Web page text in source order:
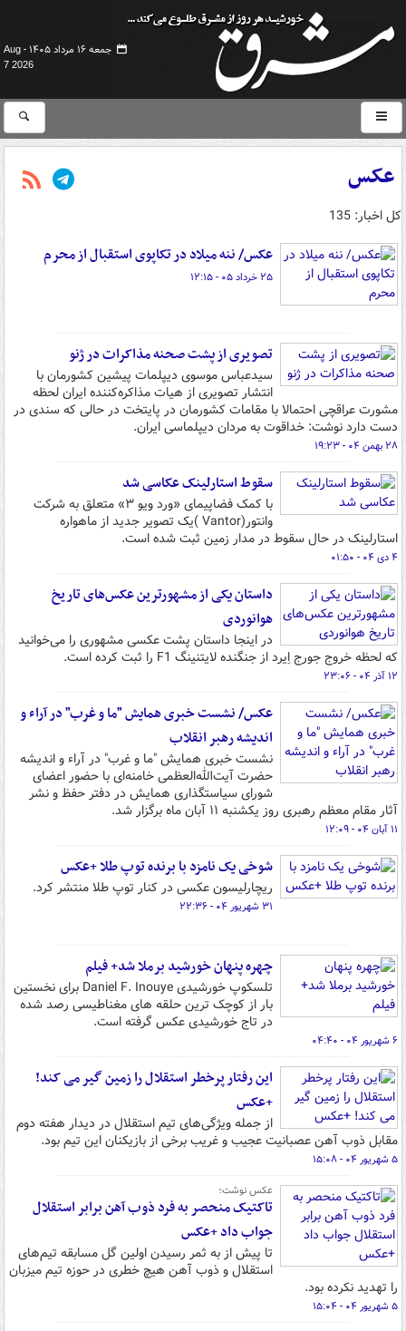
جمعه ۱۶ مرداد ۱۴۰۵ -
Aug
7 2026
عکس
کل اخبار: 135
عکس/ ننه میلاد در تکاپوی استقبال از محرم
۲۵ خرداد ۰۵ - ۱۲:۱۵
تصویری از پشت صحنه مذاکرات در ژنو
سیدعباس موسوی دیپلمات پیشین کشورمان با
انتشار تصویری از هیات مذاکره‌کننده ایران لحظه
مشورت عراقچی احتمالا با مقامات کشورمان در پایتخت در حالی که سندی در
دست دارد نوشت: خداقوت به مردان دیپلماسی ایران.
۲۸ بهمن ۰۴ - ۱۹:۲۳
سقوط استارلینک عکاسی شد
با کمک فضاپیمای «ورد ویو ۳» متعلق به شرکت
وانتور(Vantor )یک تصویر جدید از ماهواره
استارلینک در حال سقوط در مدار زمین ثبت شده است.
۴ دی ۰۴ - ۰۱:۵۰
داستان یکی از مشهورترین عکس‌های تاریخ
هوانوردی
در اینجا داستان پشت عکسی مشهوری را می‌خوانید
که لحظه خروج جورج اِیرد از جنگنده لایتنینگ F1 را ثبت کرده است.
۱۲ آذر ۰۴ - ۲۳:۰۶
عکس/ نشست خبری همایش "ما و غرب" در آراء و
اندیشه رهبر انقلاب
نشست خبری همایش "ما و غرب" در آراء و اندیشه
حضرت آیت‌الله‌العظمی خامنه‌ای با حضور اعضای
شورای سیاستگذاری همایش در دفتر حفظ و نشر
آثار مقام معظم رهبری روز یکشنبه ۱۱ آبان ماه برگزار شد.
۱۱ آبان ۰۴ - ۱۲:۰۹
شوخی یک نامزد با برنده توپ طلا +عکس
ریچارلیسون عکسی در کنار توپ طلا منتشر کرد.
۳۱ شهریور ۰۴ - ۲۲:۳۶
چهره پنهان خورشید برملا شد+ فیلم
تلسکوپ خورشیدی Daniel F. Inouye برای نخستین
بار از کوچک ترین حلقه های مغناطیسی رصد شده
در تاج خورشیدی عکس گرفته است.
۶ شهریور ۰۴ - ۰۴:۴۰
این رفتار پرخطر استقلال را زمین گیر می کند!
+عکس
از جمله ویژگی‌های تیم استقلال در دیدار هفته دوم
مقابل ذوب آهن عصبانیت عجیب و غریب برخی از بازیکنان این تیم بود.
۵ شهریور ۰۴ - ۱۵:۰۸
عکس نوشت؛
تاکتیک منحصر به فرد ذوب آهن برابر استقلال
جواب داد +عکس
تا پیش از به ثمر رسیدن اولین گل مسابقه تیم‌های
استقلال و ذوب آهن هیچ خطری در حوزه تیم میزبان
را تهدید نکرده بود.
۵ شهریور ۰۴ - ۱۵:۰۴